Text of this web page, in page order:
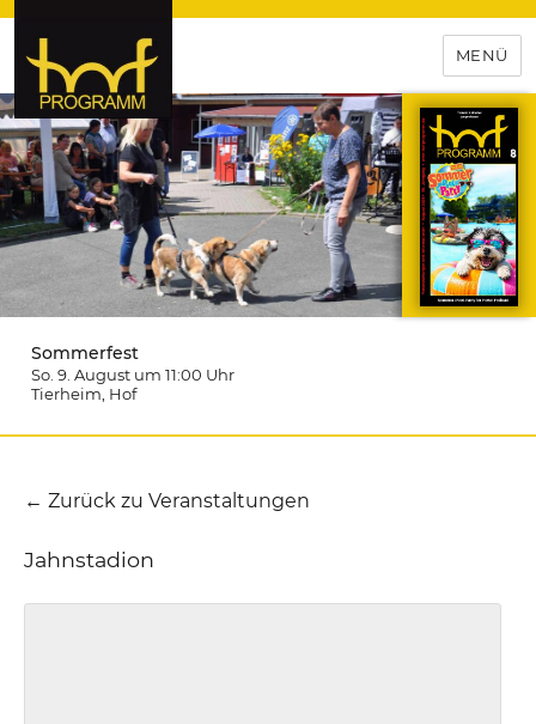
hof-programm – das
Veranstaltungsportal für
Hochfranken
MENÜ
Sommerfest
So. 9. August um 11:00 Uhr
Tierheim , Hof
← Zurück zu Veranstaltungen
Jahnstadion